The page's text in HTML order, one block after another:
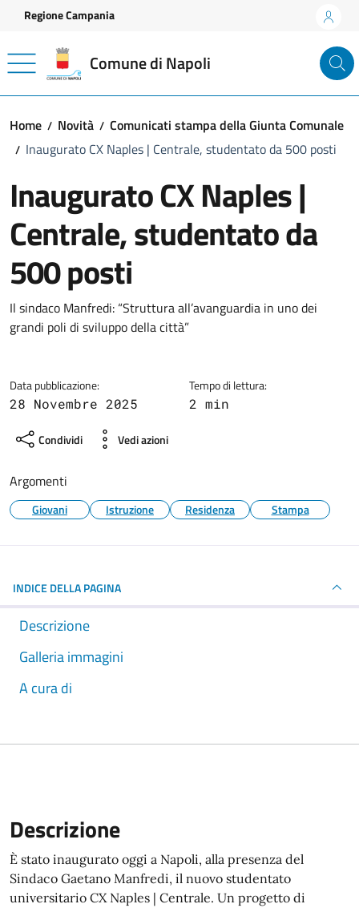
Vai ai contenuti
Vai al footer
Regione Campania
Comune di Napoli
Home Novità
Comunicati stampa della Giunta Comunale
Inaugurato CX Naples | Centrale, studentato da 500 posti
Inaugurato CX Naples |
Centrale, studentato da
500 posti
Dettagli della notizia
Il sindaco Manfredi: “Struttura all’avanguardia in uno dei
grandi poli di sviluppo della città”
Data pubblicazione:
28 Novembre 2025
Tempo di lettura:
2 min
Condividi Vedi azioni
Argomenti
Giovani Istruzione Residenza Stampa
INDICE DELLA PAGINA
Descrizione
Galleria immagini
A cura di
Descrizione
È stato inaugurato oggi a Napoli, alla presenza del
Sindaco Gaetano Manfredi, il nuovo studentato
universitario CX Naples | Centrale. Un progetto di